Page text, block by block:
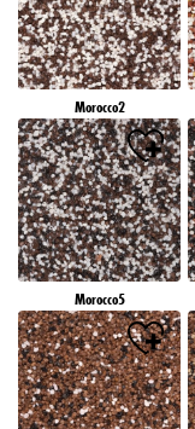
Morocco2
Morocco5